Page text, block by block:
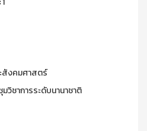
งคมศาสตร์
มวิชาการระดับนานาชาติ